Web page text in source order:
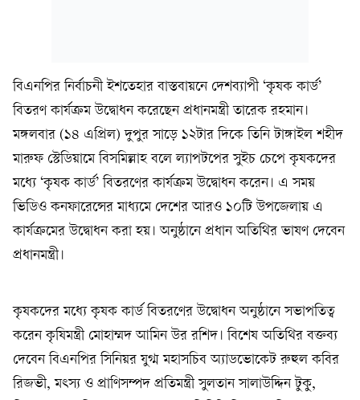
বিএনপির নির্বাচনী ইশতেহার বাস্তবায়নে দেশব্যাপী ‘কৃষক কার্ড’
বিতরণ কার্যক্রম উদ্বোধন করেছেন প্রধানমন্ত্রী তারেক রহমান।
মঙ্গলবার (১৪ এপ্রিল) দুপুর সাড়ে ১২টার দিকে তিনি টাঙ্গাইল শহীদ
মারুফ স্টেডিয়ামে বিসমিল্লাহ বলে ল্যাপটপের সুইচ চেপে কৃষকদের
মধ্যে ‘কৃষক কার্ড’ বিতরণের কার্যক্রম উদ্বোধন করেন। এ সময়
ভিডিও কনফারেন্সের মাধ্যমে দেশের আরও ১০টি উপজেলায় এ
কার্যক্রমের উদ্বোধন করা হয়। অনুষ্ঠানে প্রধান অতিথির ভাষণ দেবেন
প্রধানমন্ত্রী।
কৃষকদের মধ্যে কৃষক কার্ড বিতরণের উদ্বোধন অনুষ্ঠানে সভাপতিত্ব
করেন কৃষিমন্ত্রী মোহাম্মদ আমিন উর রশিদ। বিশেষ অতিথির বক্তব্য
দেবেন বিএনপির সিনিয়র যুগ্ম মহাসচিব অ্যাডভোকেট রুহুল কবির
রিজভী, মৎস্য ও প্রাণিসম্পদ প্রতিমন্ত্রী সুলতান সালাউদ্দিন টুকু,